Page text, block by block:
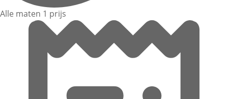
Alle maten 1 prijs